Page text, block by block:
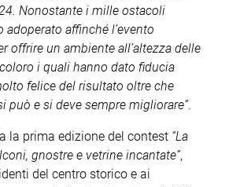
Nonostante i mille ostacoli
affinché l’evento
offrire un ambiente all’altezza delle
i quali hanno dato fiducia
felice del risultato oltre che
può e si deve sempre migliorare”.
la prima edizione del contest “La
gnostre e vetrine incantate”,
del centro storico e ai